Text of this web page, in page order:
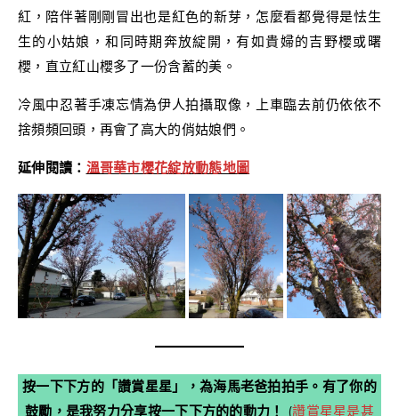
紅，陪伴著剛剛冒出也是紅色的新芽，怎麼看都覺得是怯生
生的小姑娘，和同時期奔放綻開，有如貴婦的吉野櫻或曙
櫻，直立紅山櫻多了一份含蓄的美。
冷風中忍著手凍忘情為伊人拍攝取像，上車臨去前仍依依不
捨頻頻回頭，再會了高大的俏姑娘們。
延伸閱讀： 溫哥華市櫻花綻放動態地圖
按一下下方的「讚賞星星」，為海馬老爸拍拍手。有了你的
鼓勵，是我努力分享按一下下方的的動力！
(讚賞星星是甚